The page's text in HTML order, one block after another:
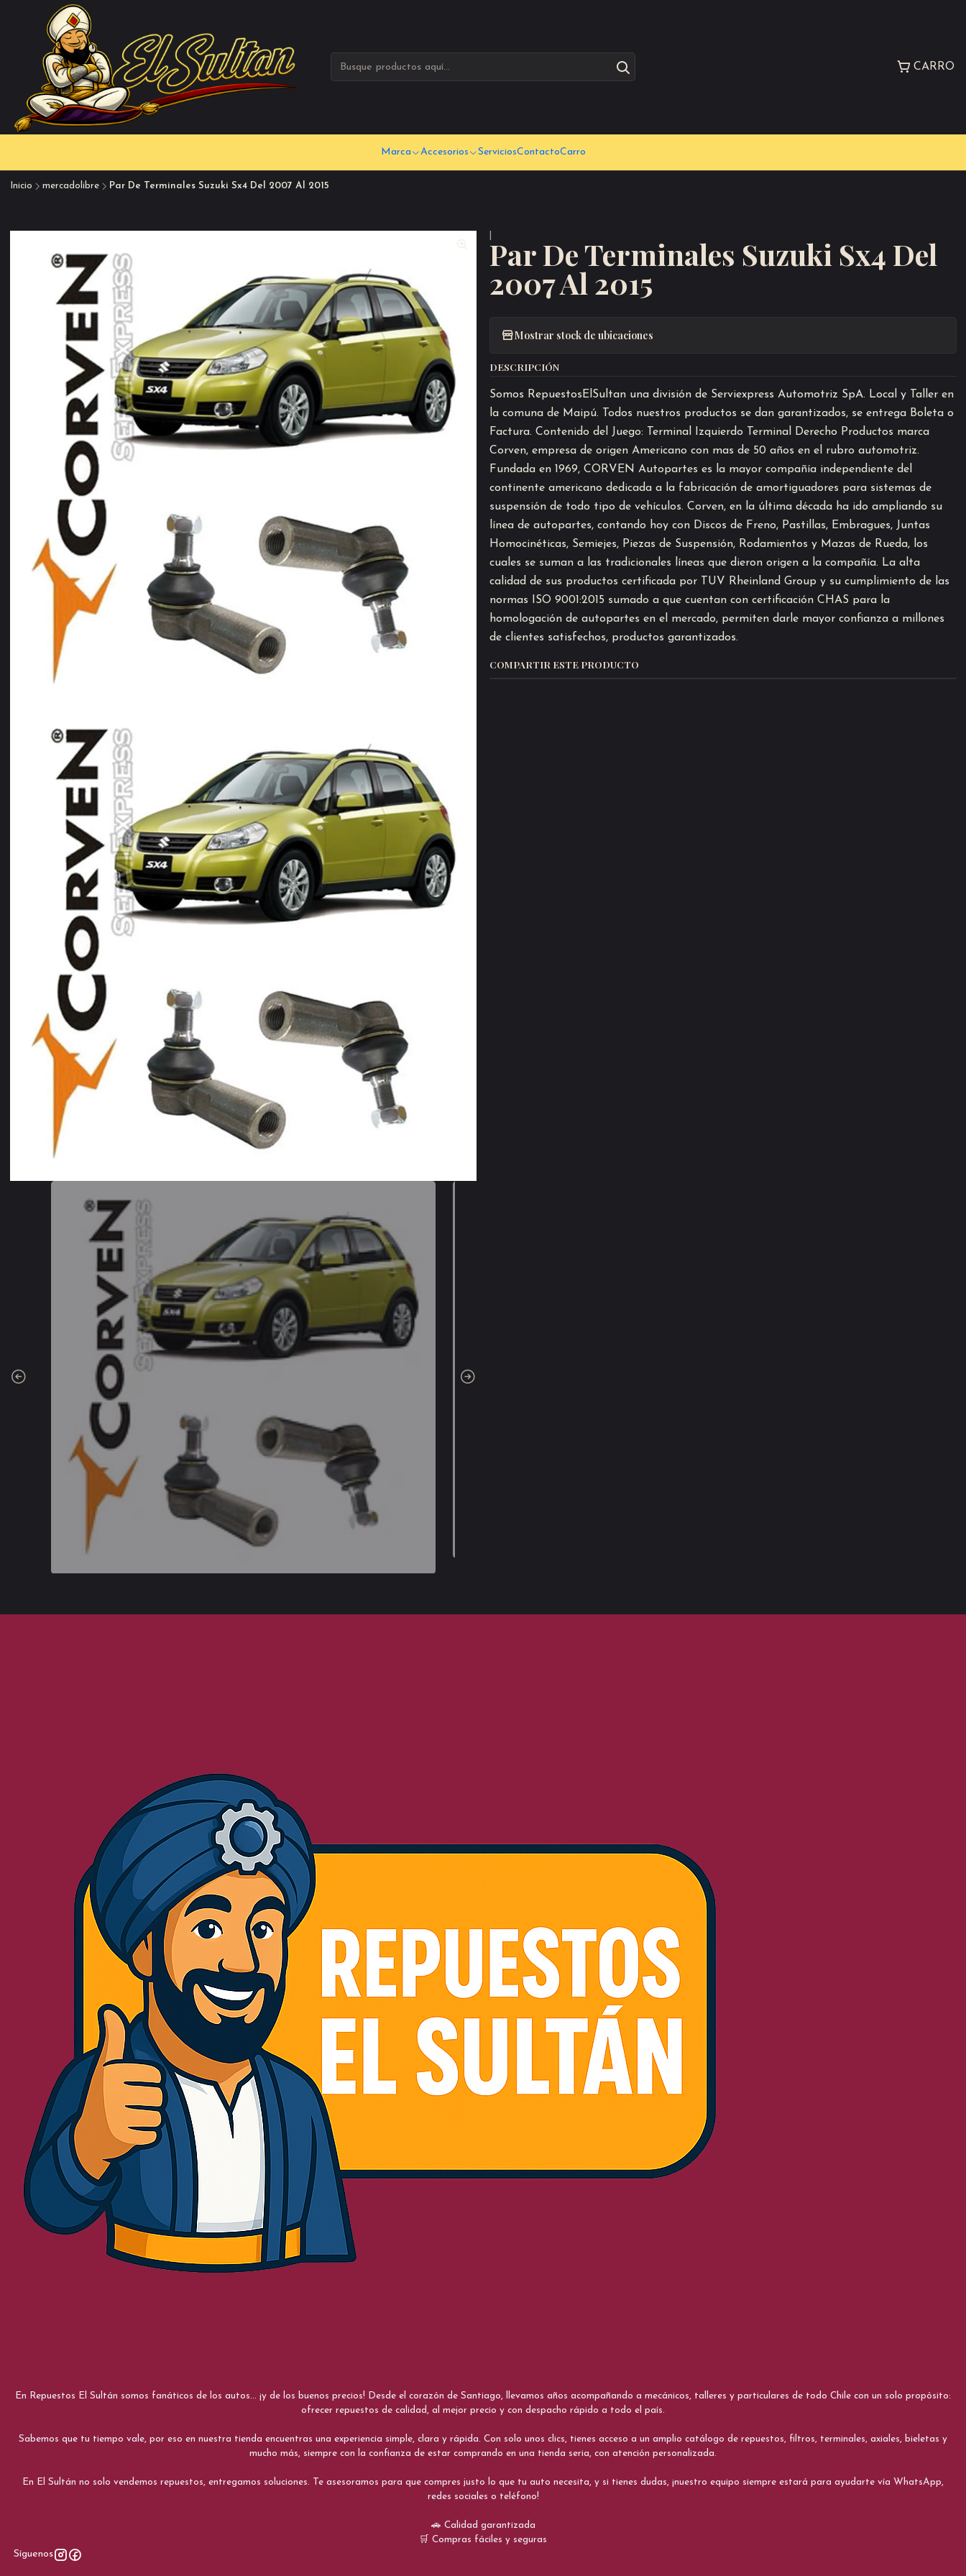
CARRO
Marca Accesorios ServiciosContactoCarro
Inicio mercadolibre Par De Terminales Suzuki Sx4 Del 2007 Al 2015
Par De Terminales Suzuki Sx4 Del
2007 Al 2015
Mostrar stock de ubicaciones
DESCRIPCIÓN
Somos RepuestosElSultan una división de Serviexpress Automotriz SpA. Local y Taller en
la comuna de Maipú. Todos nuestros productos se dan garantizados, se entrega Boleta o
Factura. Contenido del Juego: Terminal Izquierdo Terminal Derecho Productos marca
Corven, empresa de origen Americano con mas de 50 años en el rubro automotriz.
Fundada en 1969, CORVEN Autopartes es la mayor compañía independiente del
continente americano dedicada a la fabricación de amortiguadores para sistemas de
suspensión de todo tipo de vehículos. Corven, en la última década ha ido ampliando su
línea de autopartes, contando hoy con Discos de Freno, Pastillas, Embragues, Juntas
Homocinéticas, Semiejes, Piezas de Suspensión, Rodamientos y Mazas de Rueda, los
cuales se suman a las tradicionales líneas que dieron origen a la compañía. La alta
calidad de sus productos certificada por TUV Rheinland Group y su cumplimiento de las
normas ISO 9001:2015 sumado a que cuentan con certificación CHAS para la
homologación de autopartes en el mercado, permiten darle mayor confianza a millones
de clientes satisfechos, productos garantizados.
COMPARTIR ESTE PRODUCTO
En Repuestos El Sultán somos fanáticos de los autos... ¡y de los buenos precios! Desde el corazón de Santiago, llevamos años acompañando a mecánicos, talleres y particulares de todo Chile con un solo propósito:
ofrecer repuestos de calidad, al mejor precio y con despacho rápido a todo el país.
Sabemos que tu tiempo vale, por eso en nuestra tienda encuentras una experiencia simple, clara y rápida. Con solo unos clics, tienes acceso a un amplio catálogo de repuestos, filtros, terminales, axiales, bieletas y
mucho más, siempre con la confianza de estar comprando en una tienda seria, con atención personalizada.
En El Sultán no solo vendemos repuestos, entregamos soluciones. Te asesoramos para que compres justo lo que tu auto necesita, y si tienes dudas, ¡nuestro equipo siempre estará para ayudarte vía WhatsApp,
redes sociales o teléfono!
🚗 Calidad garantizada
🛒 Compras fáciles y seguras
Síguenos